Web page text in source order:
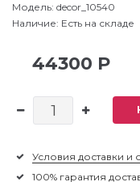
Модель: decor_10540
Наличие: Есть на складе
44300 Р
Условия доставки и
100% гарантия